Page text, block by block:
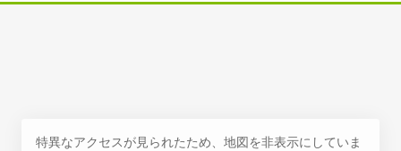
特異なアクセスが見られたため、地図を非表示にしていま